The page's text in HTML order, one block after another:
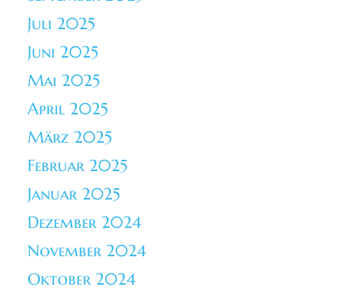
Juli 2025
Juni 2025
Mai 2025
April 2025
März 2025
Februar 2025
Januar 2025
Dezember 2024
November 2024
Oktober 2024